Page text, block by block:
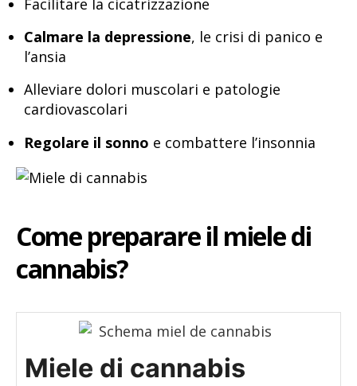
Facilitare la cicatrizzazione
Calmare la depressione, le crisi di panico e
l’ansia
Alleviare dolori muscolari e patologie
cardiovascolari
Regolare il sonno e combattere l’insonnia
Come preparare il miele di
cannabis?
Miele di cannabis